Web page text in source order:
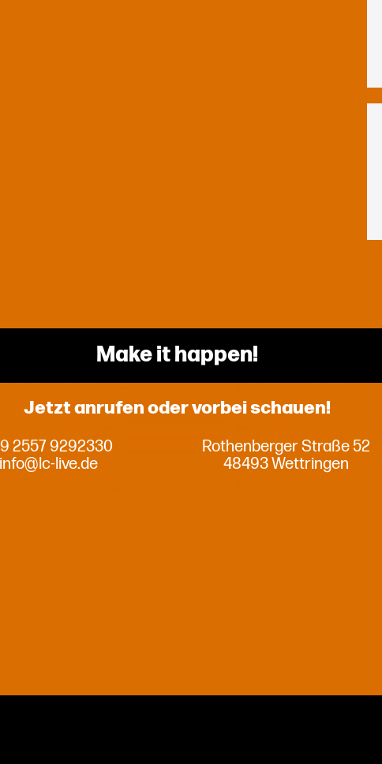
Make it happen!
Jetzt anrufen oder vorbei schauen!
2557 9292330
info@lc-live.de
Rothenberger Straße 52
48493 Wettringen